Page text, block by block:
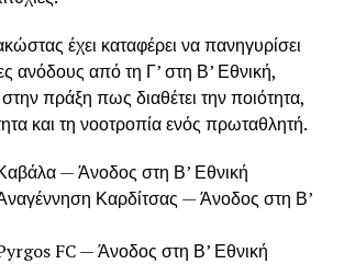
έχει καταφέρει να πανηγυρίσει
ανόδους από τη Γ’ στη Β’ Εθνική,
πράξη πως διαθέτει την ποιότητα,
και τη νοοτροπία ενός πρωταθλητή.
— Άνοδος στη Β’ Εθνική
Καρδίτσας — Άνοδος στη Β’
FC — Άνοδος στη Β’ Εθνική